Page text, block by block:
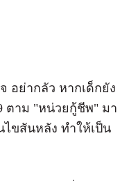
อย่ากลัว หากเด็กยัง
ตาม "หน่วยกู้ชีพ" มา
ขสันหลัง ทำให้เป็น